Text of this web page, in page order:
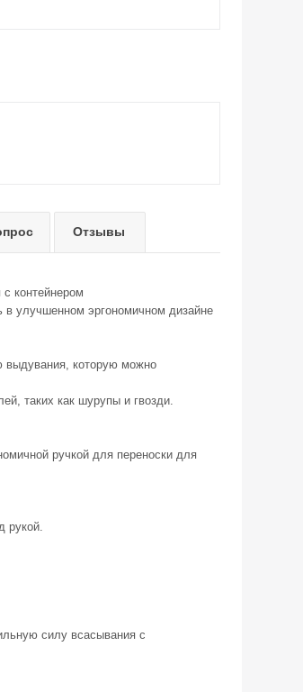
Отзывы
контейнером
улучшенном эргономичном дизайне
выдувания, которую можно
таких как шурупы и гвозди.
ручкой для переноски для
рукой.
силу всасывания с